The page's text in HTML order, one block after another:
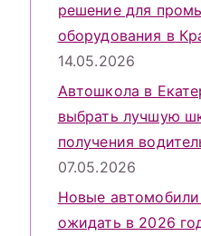
решение для
оборудования в
14.05.2026
Автошкола в
выбрать лучшую
получения
07.05.2026
Новые
ожидать в 2026